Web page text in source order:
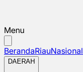
Menu
BerandaRiauNasional
DAERAH